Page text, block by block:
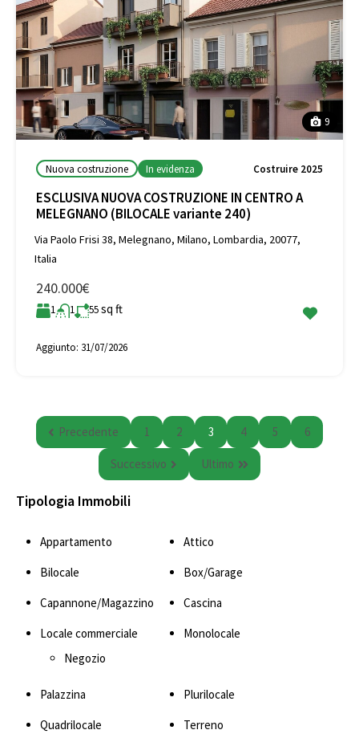
9
Nuova costruzione In evidenza Costruire 2025
ESCLUSIVA NUOVA COSTRUZIONE IN CENTRO A
MELEGNANO (BILOCALE variante 240)
Via Paolo Frisi 38, Melegnano, Milano, Lombardia, 20077,
Italia
240.000€
1 1 55sq ft
Aggiunto: 31/07/2026
Precedente 1 2 3 4 5 6
Successivo Ultimo
Tipologia Immobili
Appartamento
Attico
Bilocale
Box/Garage
Capannone/Magazzino
Cascina
Locale commerciale
Negozio
Monolocale
Palazzina
Plurilocale
Quadrilocale
Terreno